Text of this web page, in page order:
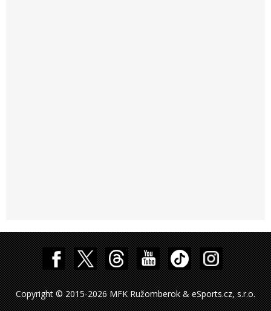
Copyright © 2015-2026 MFK Ružomberok & eSports.cz, s.r.o.